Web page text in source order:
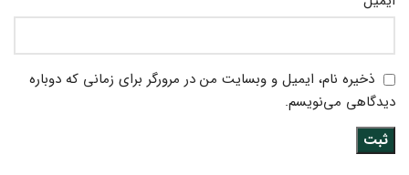
ذخیره نام، ایمیل و وبسایت من در مرورگر برای زمانی که دوباره
دیدگاهی می‌نویسم.